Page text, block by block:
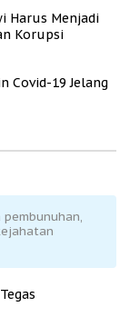
Harus Menjadi
Korupsi
Covid-19 Jelang